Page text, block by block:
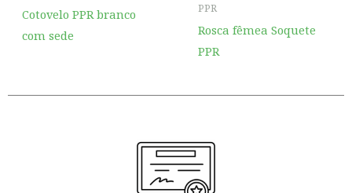
Cotovelo PPR branco
com sede
PPR
Rosca fêmea Soquete
PPR